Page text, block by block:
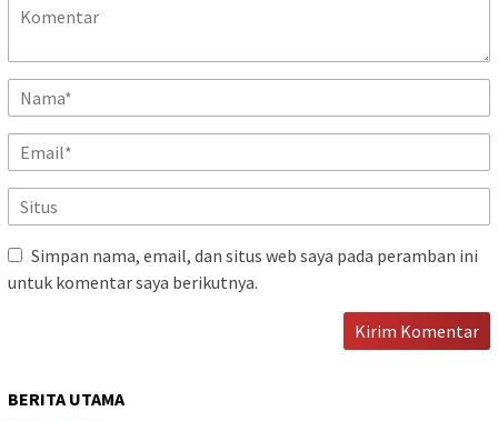
Simpan nama, email, dan situs web saya pada peramban ini
untuk komentar saya berikutnya.
BERITA UTAMA